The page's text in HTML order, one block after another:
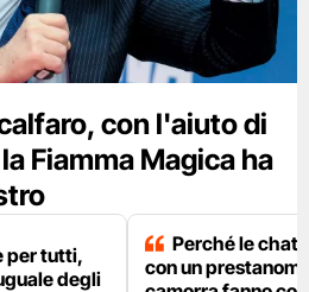
con l'aiuto di
Fiamma Magica ha
per tutti,
degli
Perché le chat
con un